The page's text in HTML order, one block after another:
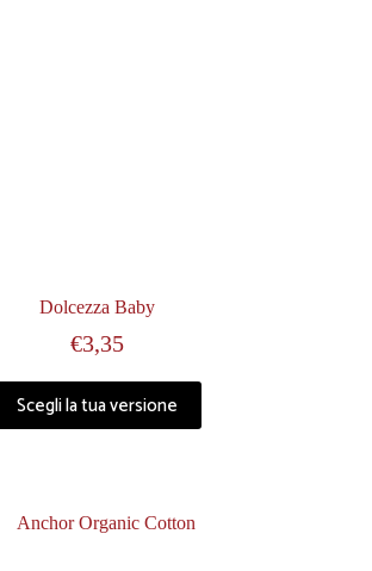
Dolcezza Baby
€3,35
Scegli la tua versione